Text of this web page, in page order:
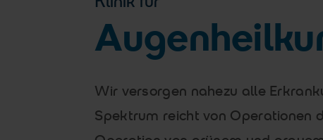
Wir versorgen nahezu alle
Spektrum reicht von Operationen